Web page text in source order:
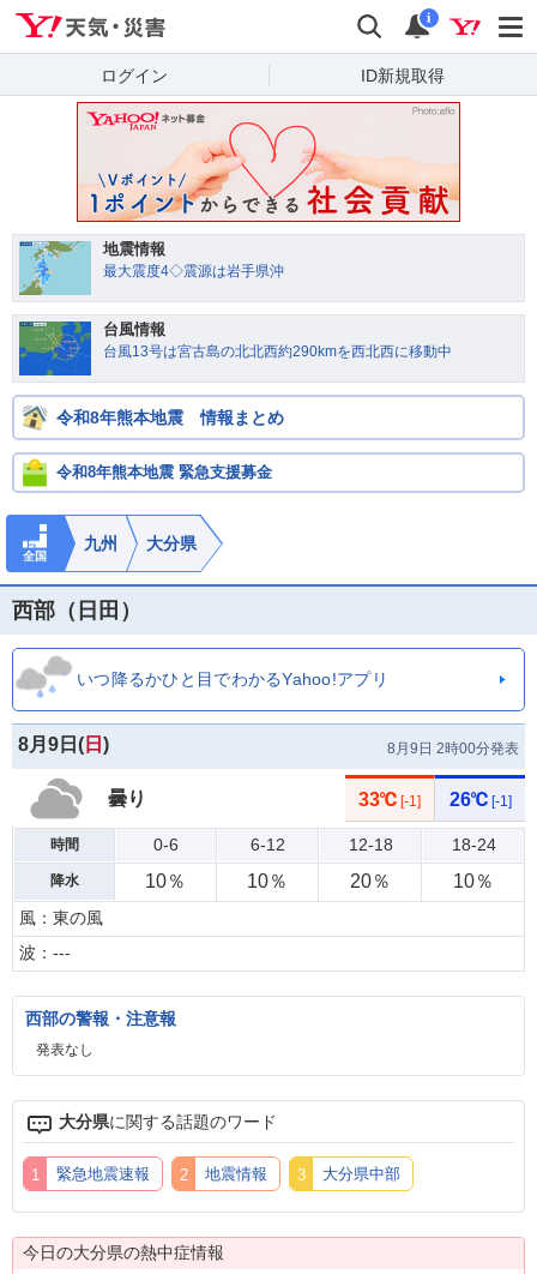
検索 通知
i
ログイン ID新規取得
地震情報
最大震度4◇震源は岩手県沖
台風情報
台風13号は宮古島の北北西約290kmを西北西に移動中
令和8年熊本地震 情報まとめ
令和8年熊本地震 緊急支援募金
全国
九州 大分県
西部（日田）
いつ降るかひと目でわかるYahoo!アプリ
8月9日( 日 ) 8月9日 2時00分発表
曇り 33℃ [-1] 26℃ [-1]
時間 0-6 6-12 12-18 18-24
降水 10％ 10％ 20％ 10％
風：東の風
波：---
西部の警報・注意報
発表なし
大分県に関する話題のワード
緊急地震速報 地震情報 大分県中部
今日の大分県の熱中症情報